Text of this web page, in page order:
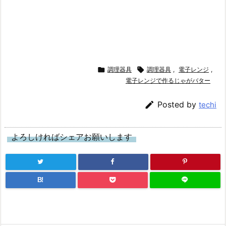
 調理器具  調理器具 , 電子レンジ ,
電子レンジで作るじゃがバター
 Posted by techi
よろしければシェアお願いします
B!